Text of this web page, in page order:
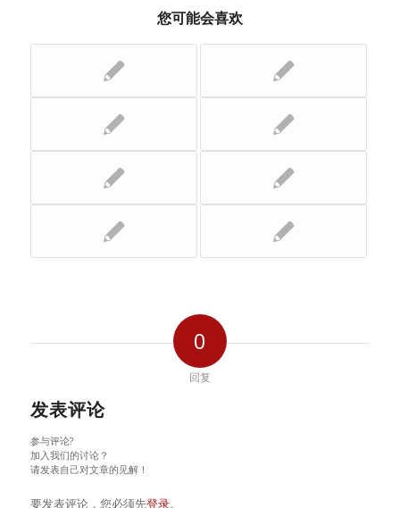
您可能会喜欢
0
回复
发表评论
参与评论?
加入我们的讨论？
请发表自己对文章的见解！
要发表评论，您必须先登录。